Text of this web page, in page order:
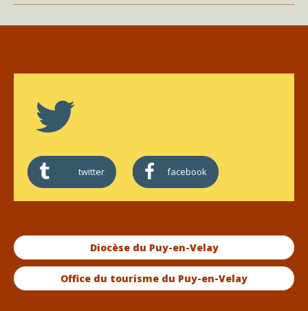
twitter facebook
Diocèse du Puy-en-Velay
Office du tourisme du Puy-en-Velay